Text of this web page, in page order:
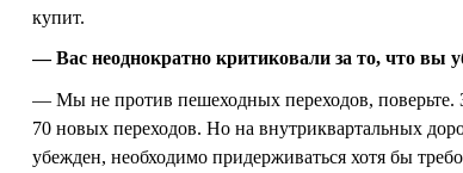
купит.
— Вас неоднократно критиковали за то, что вы
— Мы не против пешеходных переходов, поверьте.
70 новых переходов. Но на внутриквартальных
убежден, необходимо придерживаться хотя бы